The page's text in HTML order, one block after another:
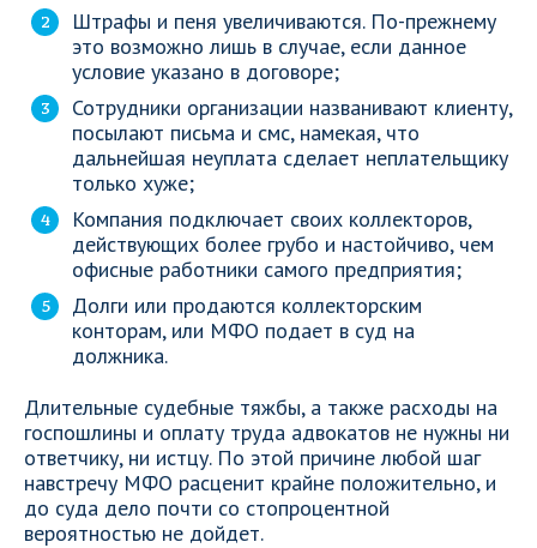
Штрафы и пеня увеличиваются. По-прежнему
это возможно лишь в случае, если данное
условие указано в договоре;
Сотрудники организации названивают клиенту,
посылают письма и смс, намекая, что
дальнейшая неуплата сделает неплательщику
только хуже;
Компания подключает своих коллекторов,
действующих более грубо и настойчиво, чем
офисные работники самого предприятия;
Долги или продаются коллекторским
конторам, или МФО подает в суд на
должника.
Длительные судебные тяжбы, а также расходы на
госпошлины и оплату труда адвокатов не нужны ни
ответчику, ни истцу. По этой причине любой шаг
навстречу МФО расценит крайне положительно, и
до суда дело почти со стопроцентной
вероятностью не дойдет.